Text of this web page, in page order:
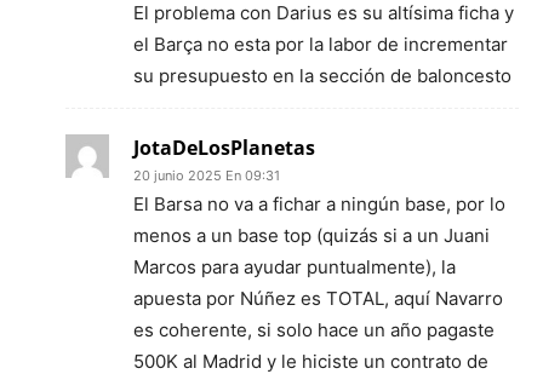
El problema con Darius es su altísima ficha y
el Barça no esta por la labor de incrementar
su presupuesto en la sección de baloncesto
JotaDeLosPlanetas
20 junio 2025 En 09:31
El Barsa no va a fichar a ningún base, por lo
menos a un base top (quizás si a un Juani
Marcos para ayudar puntualmente), la
apuesta por Núñez es TOTAL, aquí Navarro
es coherente, si solo hace un año pagaste
500K al Madrid y le hiciste un contrato de